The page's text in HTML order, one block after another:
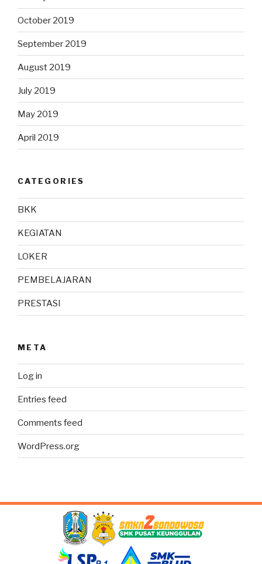
October 2019
September 2019
August 2019
July 2019
May 2019
April 2019
CATEGORIES
BKK
KEGIATAN
LOKER
PEMBELAJARAN
PRESTASI
META
Log in
Entries feed
Comments feed
WordPress.org